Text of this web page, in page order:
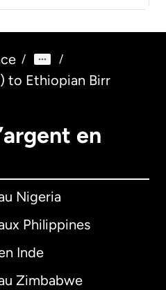
/ /
to Ethiopian Birr
en
Nigeria
Philippines
Inde
Zimbabwe